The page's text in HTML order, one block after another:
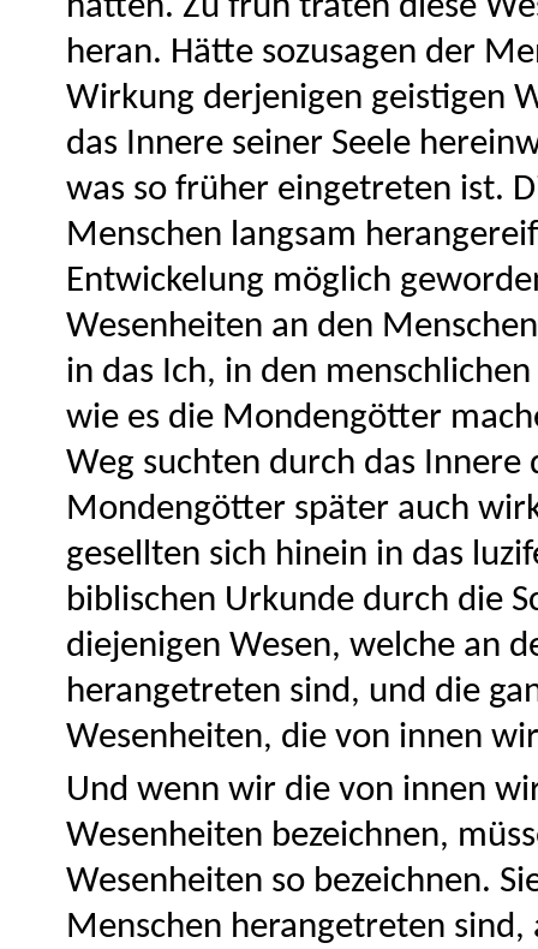
hatten. Zu früh traten diese
heran. Hätte sozusagen der
Wirkung derjenigen geistigen
das Innere seiner Seele
was so früher eingetreten ist.
Menschen langsam
Entwickelung möglich
Wesenheiten an den
in das Ich, in den
wie es die Mondengötter
Weg suchten durch das
Mondengötter später auch
gesellten sich hinein in das
biblischen Urkunde durch die
diejenigen Wesen, welche an
herangetreten sind, und die
Wesenheiten, die von innen
Und wenn wir die von innen
Wesenheiten bezeichnen,
Wesenheiten so bezeichnen.
Menschen herangetreten